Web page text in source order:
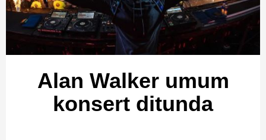
Alan Walker umum
konsert ditunda